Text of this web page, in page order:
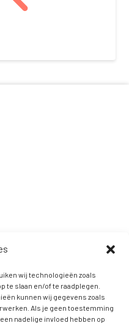
wij technologieën zoals
te slaan en/of te raadplegen.
kunnen wij gegevens zoals
Als je geen toestemming
nadelige invloed hebben op